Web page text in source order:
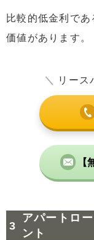
比較的低金利で
価値があります。
＼ リース
【
アパートロ
ント